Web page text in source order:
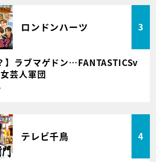
ロンドンハーツ 3
】ラブマゲドン…FANTASTICSv
芸人軍団
テレビ千鳥 4